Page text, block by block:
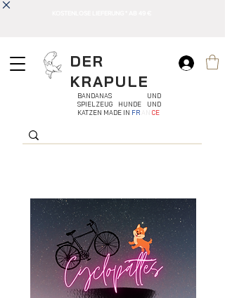
DER
KRAPULE
BANDANAS UND
SPIELZEUG HUNDE UND
KATZEN MADE IN FR CE